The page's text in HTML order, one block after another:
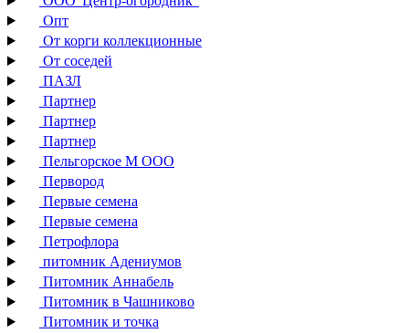
Опт
От корги коллекционные
От соседей
ПАЗЛ
Партнер
Партнер
Партнер
Пельгорское М ООО
Первород
Первые семена
Первые семена
Петрофлора
питомник Адениумов
Питомник Аннабель
Питомник в Чашниково
Питомник и точка